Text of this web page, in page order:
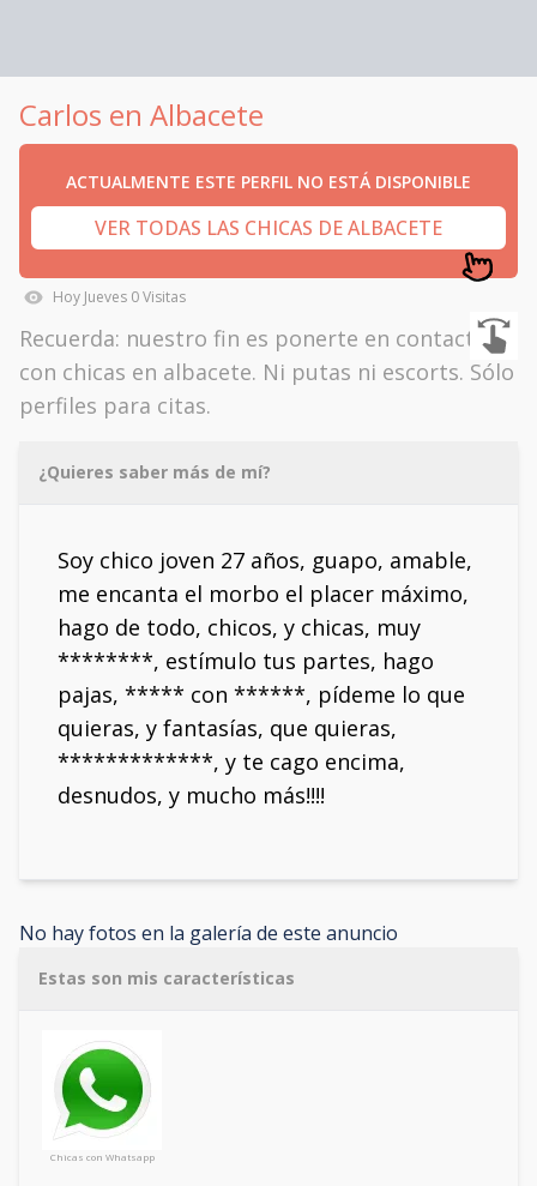
Carlos en Albacete
ACTUALMENTE ESTE PERFIL NO ESTÁ DISPONIBLE
VER TODAS LAS CHICAS DE ALBACETE
Hoy Jueves 0Visitas
Recuerda: nuestro fin es ponerte en contacto
con chicas en albacete. Ni putas ni escorts. Sólo
perfiles para citas.
¿Quieres saber más de mí?
Soy chico joven 27 años, guapo, amable,
me encanta el morbo el placer máximo,
hago de todo, chicos, y chicas, muy
********, estímulo tus partes, hago
pajas, ***** con ******, pídeme lo que
quieras, y fantasías, que quieras,
*************, y te cago encima,
desnudos, y mucho más!!!!
No hay fotos en la galería de este anuncio
Estas son mis características
Chicas con Whatsapp